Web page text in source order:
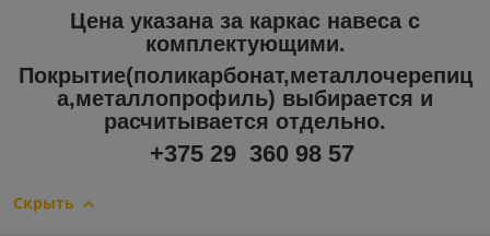
Цена указана за каркас навеса с
комплектующими.
Покрытие(поликарбонат,металлочерепиц
а,металлопрофиль) выбирается и
расчитывается отдельно.
+375 29 360 98 57
Скрыть